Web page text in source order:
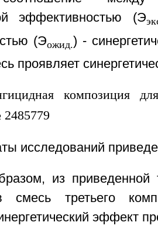
эффективностью (Э
(Эожид.) -
проявляет
исследований
из приведенной
смесь третьего
эффект